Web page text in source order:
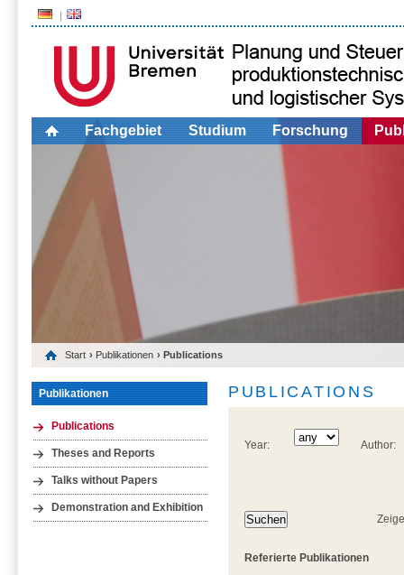
Fachgebiet Studium Forschung
Start › Publikationen › Publications
Publikationen
Publications
Theses and Reports
Talks without Papers
Demonstration and Exhibition
PUBLICATIONS
Year: Author:
Referierte Publikationen